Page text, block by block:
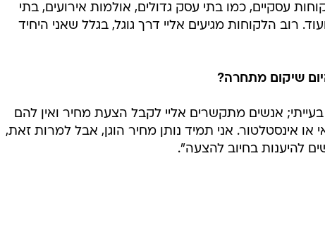
עסקיים, כמו בתי עסק גדולים, אולמות אירועים, בתי
רוב הלקוחות מגיעים אליי דרך גוגל, בגלל שאני היחיד
שיקום מתחרה?
אנשים מתקשרים אליי לקבל הצעת מחיר ואין להם
או אינסטלטור. אני תמיד נותן מחיר הוגן, אבל למרות זאת,
להיענות בחיוב להצעה".